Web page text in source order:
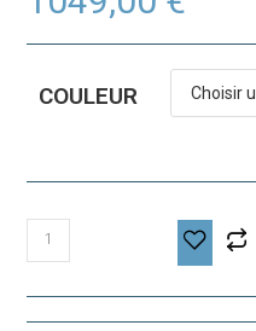
COULEUR
électrique
SEDNA